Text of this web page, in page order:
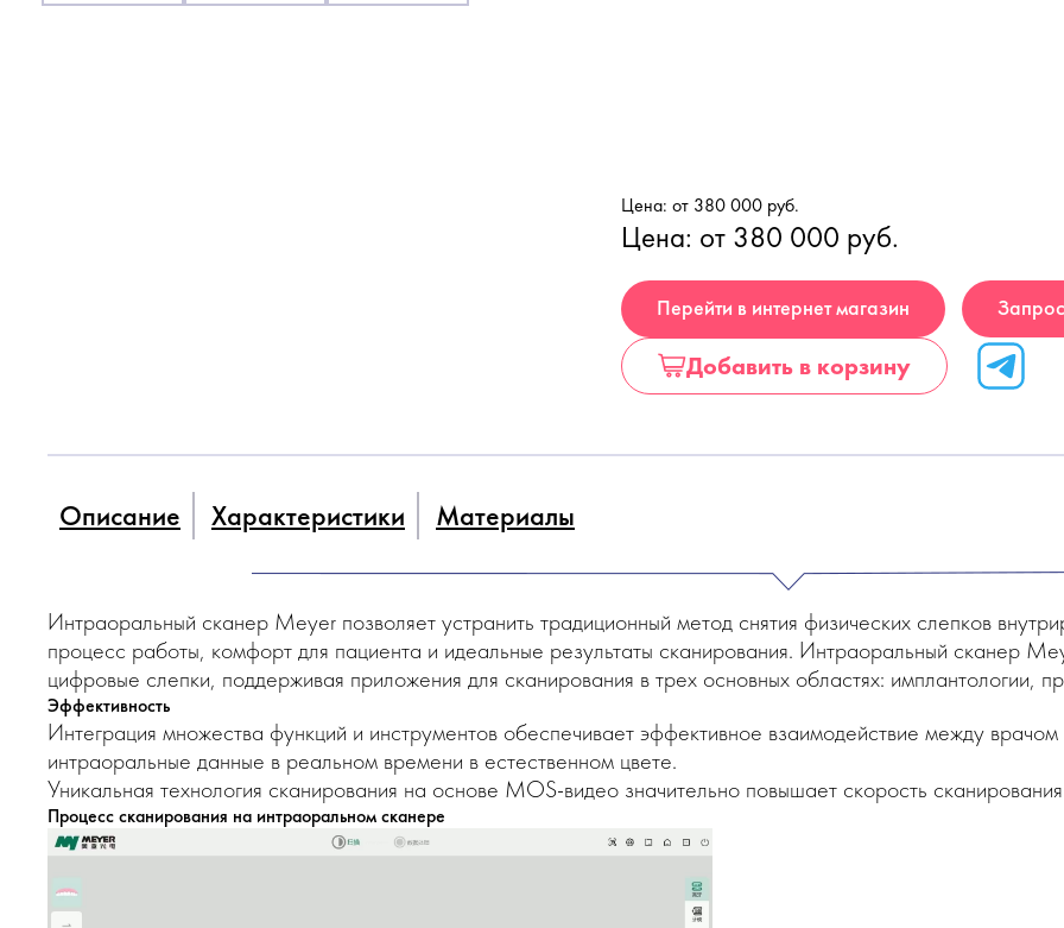
Цена: от 380 000 руб.
Цена: от 380 000 руб.
Перейти в интернет магазин
Добавить в корзину
Описание Характеристики Материалы
Интраоральный сканер Meyer позволяет устранить традиционный метод снятия физических слепков
процесс работы, комфорт для пациента и идеальные результаты сканирования. Интраоральный сканер
цифровые слепки, поддерживая приложения для сканирования в трех основных областях: имплантологии,
Эффективность
Интеграция множества функций и инструментов обеспечивает эффективное взаимодействие между
интраоральные данные в реальном времени в естественном цвете.
Уникальная технология сканирования на основе MOS-видео значительно повышает скорость
Процесс сканирования на интраоральном сканере